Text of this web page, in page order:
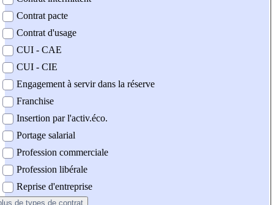
Contrat pacte
Contrat d'usage
CUI - CAE
CUI - CIE
Engagement à servir dans la réserve
Franchise
Insertion par l'activ.éco.
Portage salarial
Profession commerciale
Profession libérale
Reprise d'entreprise
de types de contrat